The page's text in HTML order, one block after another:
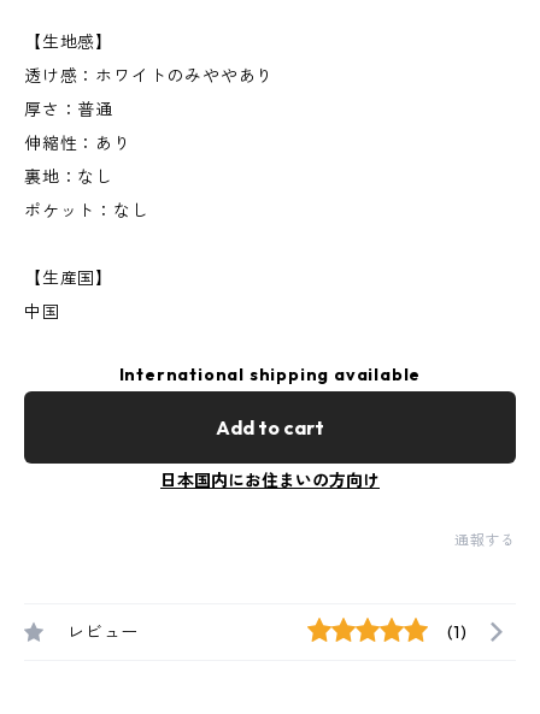
【生地感】
透け感：ホワイトのみややあり
厚さ：普通
伸縮性：あり
裏地：なし
ポケット：なし
【生産国】
中国
International shipping available
Add to cart
日本国内にお住まいの方向け
通報する
レビュー (1)